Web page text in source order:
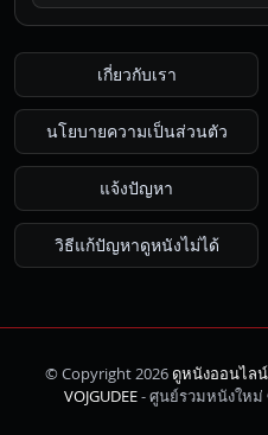
เกี่ยวกับเรา
นโยบายความเป็นส่วนตัว
แจ้งปัญหา
วิธีแก้ปัญหาดูหนังไม่ได้
© Copyright 2026ดูหนังออนไลน์
VOJGUDEE- ศูนย์รวมหนังให
ค้นหา